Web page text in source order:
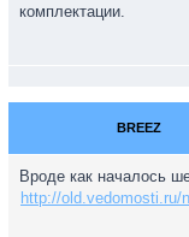
комплектации.
BREEZ
Вроде как началось
http://old.vedomosti.ru/